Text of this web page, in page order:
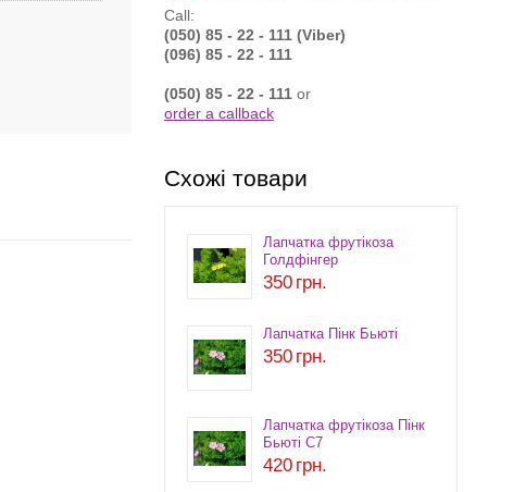
Call:
(050) 85 - 22 - 111 (Viber)
(096) 85 - 22 - 111
(050) 85 - 22 - 111 or
order a callback
Схожі товари
Лапчатка фрутікоза
Голдфінгер
350 грн.
Лапчатка Пінк Бьюті
350 грн.
Лапчатка фрутікоза Пінк
Бьюті С7
420 грн.